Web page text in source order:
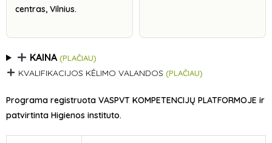
centras, Vilnius.
KAINA(PLAČIAU)
KVALIFIKACIJOS KĖLIMO VALANDOS (PLAČIAU)
Programa registruota VASPVT KOMPETENCIJŲ PLATFORMOJE ir
patvirtinta Higienos instituto.